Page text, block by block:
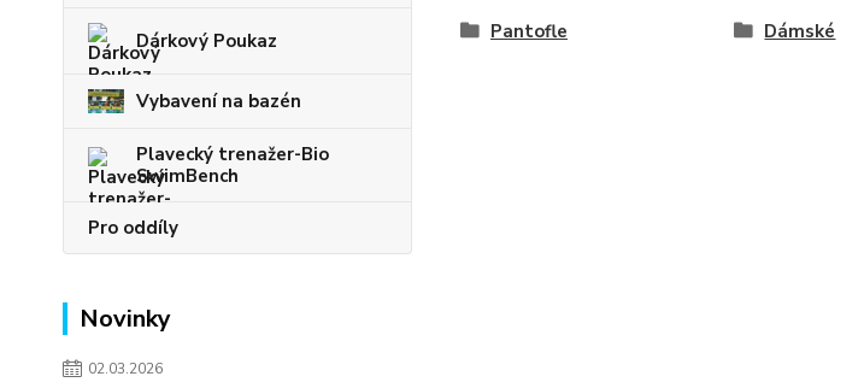
Dárkový Poukaz
Vybavení na bazén
Plavecký trenažer-Bio
SwimBench
Pro oddíly
Novinky
02.03.2026
Pantofle Dámské